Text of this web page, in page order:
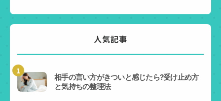
人気記事
1
相手の言い方がきついと感じたら?受け止め方
と気持ちの整理法